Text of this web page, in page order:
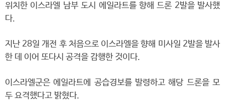
위치한 이스라엘 남부 도시 에일라트를 향해 드론 2발을 발사했
다.
지난 28일 개전 후 처음으로 이스라엘을 향해 미사일 2발을 발사
한 데 이어 또다시 공격을 감행한 것이다.
이스라엘군은 에일라트에 공습경보를 발령하고 해당 드론을 모
두 요격했다고 밝혔다.